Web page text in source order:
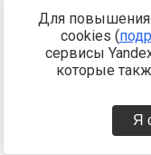
Для повышения
cookies (
сервисы
которые
Я